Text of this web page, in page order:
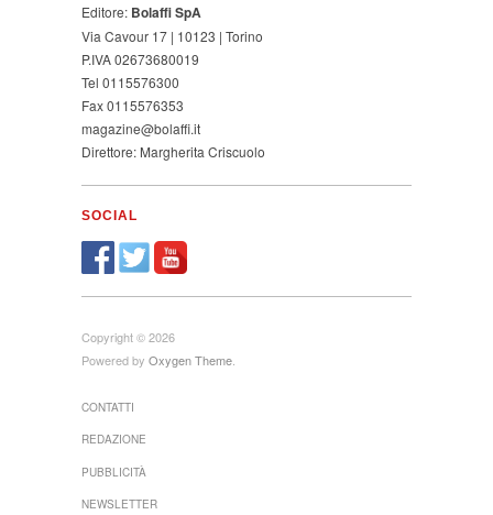
Editore: Bolaffi SpA
Via Cavour 17 | 10123 | Torino
P.IVA 02673680019
Tel 0115576300
Fax 0115576353
magazine@bolaffi.it
Direttore: Margherita Criscuolo
SOCIAL
Copyright © 2026
Powered by Oxygen Theme
CONTATTI
REDAZIONE
PUBBLICITÀ
NEWSLETTER